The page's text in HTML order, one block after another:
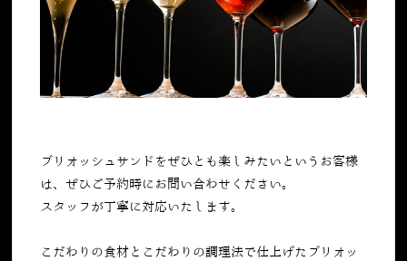
ブリオッシュサンドをぜひとも楽しみたいというお客様
は、ぜひご予約時にお問い合わせください。
スタッフが丁寧に対応いたします。
こだわりの食材とこだわりの調理法で仕上げたブリオッ